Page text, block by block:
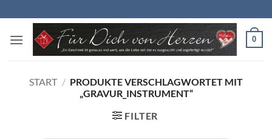
Inhalt
springen
0
START / PRODUKTE VERSCHLAGWORTET MIT
„GRAVUR_INSTRUMENT“
FILTER